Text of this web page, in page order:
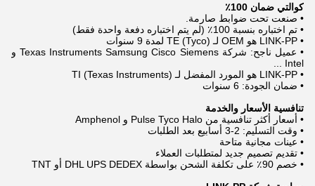
كوالتي ضمان 100٪
• صنعت تحت ضوابط صارمة.
• تم اختباره بنسبة 100٪ (لم يتم اختباره دفعة واحدة فقط)
• LINK-PP هو OEM لـ TE (Tyco) لمدة 9 سنوات
• عميل ناجح: شركة Texas Instruments Samsung Cisco Siemens و
Intel ...
• LINK-PP هو المورد المفضل لـ TI (Texas Instruments)
• ضمان الجودة: 6 سنوات
تنافسية الأسعار والخدمة
• أسعار أكثر تنافسية من Pulse Tyco Halo و Amphenol
• وقت التسليم: 2-3 أسابيع بعد الطلبات
• عينات مجانية متاحة
• تقديم تصميم جديد لمتطلبات العملاء
• خصم 90٪ على تكلفة الشحن بواسطة DHL UPS DEDEX أو TNT